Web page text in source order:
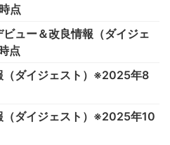
点
ビュー＆改良情報（ダイジェ
点
（ダイジェスト）※2025年8
（ダイジェスト）※2025年10